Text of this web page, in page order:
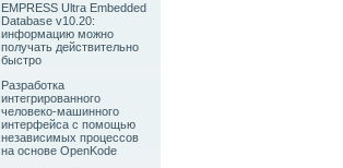
EMPRESS Ultra Embedded
Database v10.20:
информацию можно
получать действительно
быстро
Разработка
интегрированного
человеко-машинного
интерфейса с помощью
независимых процессов
на основе OpenKode